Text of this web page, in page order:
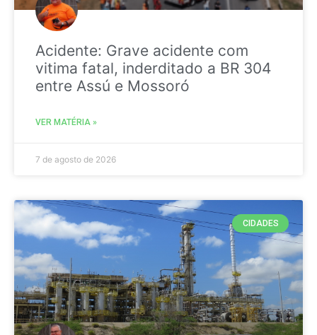
Acidente: Grave acidente com
vitima fatal, inderditado a BR 304
entre Assú e Mossoró
VER MATÉRIA »
7 de agosto de 2026
CIDADES